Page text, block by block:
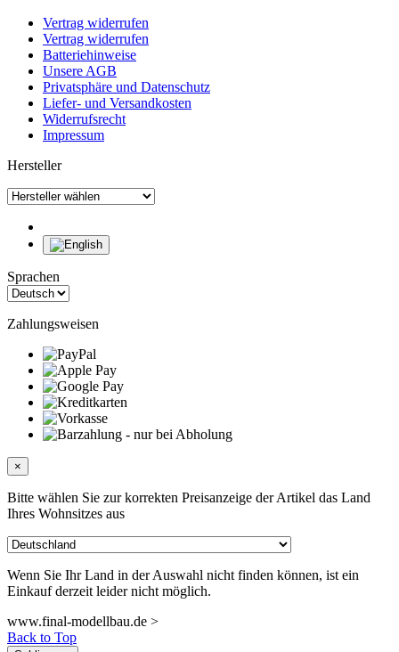
Vertrag widerrufen
Vertrag widerrufen
Batteriehinweise
Unsere AGB
Privatsphäre und Datenschutz
Liefer- und Versandkosten
Widerrufsrecht
Impressum
Hersteller
Sprachen
Zahlungsweisen
×
Bitte wählen Sie zur korrekten Preisanzeige der Artikel das Land
Ihres Wohnsitzes aus
Wenn Sie Ihr Land in der Auswahl nicht finden können, ist ein
Einkauf derzeit leider nicht möglich.
www.final-modellbau.de >
Back to Top